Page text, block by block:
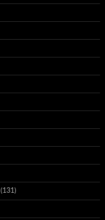
(131)